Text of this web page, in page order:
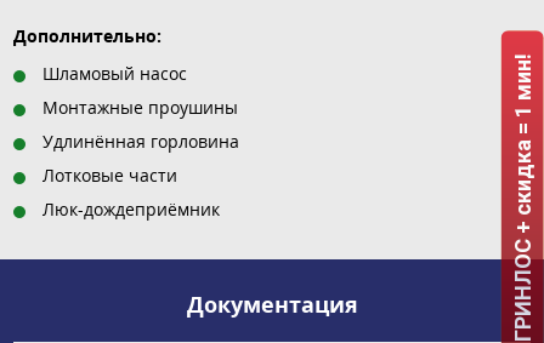
Дополнительно:
Шламовый насос
Монтажные проушины
Удлинённая горловина
Лотковые части
Люк-дождеприёмник
Документация ГРИНЛОС + скидка = 1 мин!